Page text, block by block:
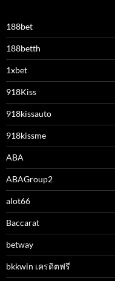
188bet
188betth
1xbet
918Kiss
918kissauto
918kissme
ABA
ABAGroup2
alot66
Baccarat
betway
bkkwin เครดิตฟรี